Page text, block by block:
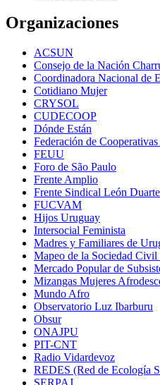
Organizaciones
ACSUN
Consejo de la Nación
Coordinadora Nacional de
Cotidiano Mujer
CRYSOL
CUDECOOP
Dónde Están
Federación de
FEUU
Foro de São Paulo
Frente Amplio
Frente Sindical León Duarte
FUCVAM
Hijos Uruguay
Intersocial Feminista
Madres y Familiares de
Mapeo de la Sociedad
Mercado Popular de
Mizangas Mujeres
Mundo Afro
Observatorio Luz Ibarburu
Obsur
ONAJPU
PIT-CNT
Radio Vidardevoz
REDES (Red de Ecología